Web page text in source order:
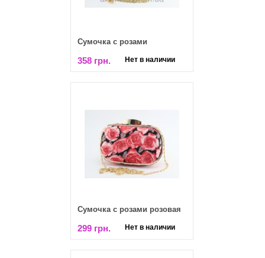
Сумочка с розами
358 грн. Нет в наличии
Сумочка с розами розовая
299 грн. Нет в наличии